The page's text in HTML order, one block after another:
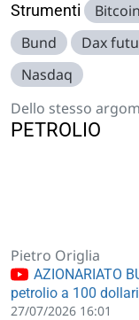
Strumenti Bitcoin
Bund
Dax
Nasdaq
Dello stesso
PETROLIO
Pietro Origlia
AZIONARIATO
petrolio a 100
27/07/2026 16:01